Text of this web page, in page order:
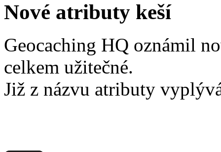
Nové atributy keší
Geocaching HQ oznámil
celkem užitečné.
Již z názvu atributy